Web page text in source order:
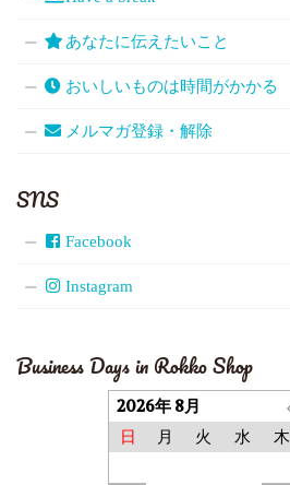
あなたに伝えたいこと
おいしいものは時間がかかる
メルマガ登録・解除
SNS
Facebook
Instagram
Business Days in Rokko Shop
2026年 8月
日 月 火 水 木